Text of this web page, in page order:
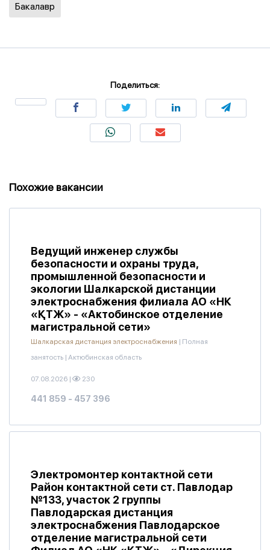
Бакалавр
Поделиться:
Похожие вакансии
Ведущий инженер службы
безопасности и охраны труда,
промышленной безопасности и
экологии Шалкарской дистанции
электроснабжения филиала АО «НК
«ҚТЖ» - «Актобинское отделение
магистральной сети»
Шалкарская дистанция электроснабжения | Полная
занятость | Актюбинская область
07.08.2026 | 230
441 859 - 457 396
Электромонтер контактной сети
Район контактной сети ст. Павлодар
№133, участок 2 группы
Павлодарская дистанция
электроснабжения Павлодарское
отделение магистральной сети